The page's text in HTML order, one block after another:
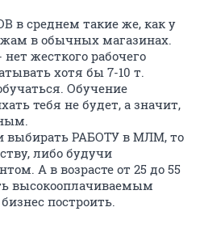
в среднем такие же, как у
в обычных магазинах.
жесткого рабочего
хотя бы 7-10 т.
Обучение
тебя не будет, а значит,
выбирать РАБОТУ в МЛМ, то
либо будучи
А в возрасте от 25 до 55
высокооплачиваемым
построить.